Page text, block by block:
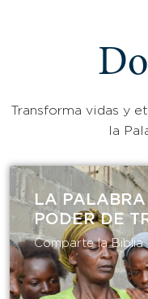
Transforma vidas y
la
LA
PODER DE
Comparte la Biblia